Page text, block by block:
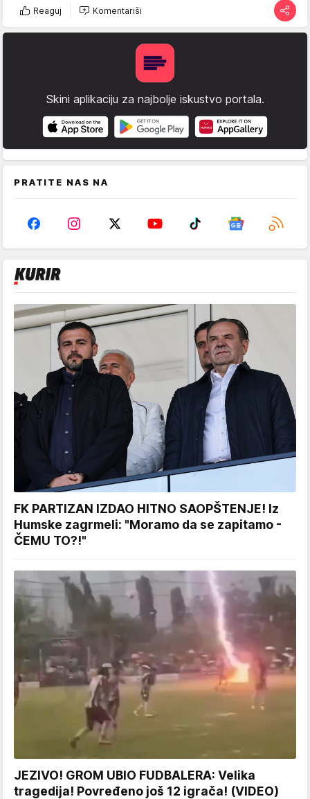
Reaguj Komentariši
Skini aplikaciju za najbolje iskustvo portala.
PRATITE NAS NA
FK PARTIZAN IZDAO HITNO SAOPŠTENJE! Iz
Humske zagrmeli: "Moramo da se zapitamo -
ČEMU TO?!"
JEZIVO! GROM UBIO FUDBALERA: Velika
tragedija! Povređeno još 12 igrača! (VIDEO)